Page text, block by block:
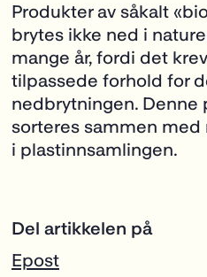
Produkter av såkalt
brytes ikke ned i
mange år, fordi det
tilpassede forhold for
nedbrytningen. Denne
sorteres sammen med
i plastinnsamlingen.
Del artikkelen på
Epost